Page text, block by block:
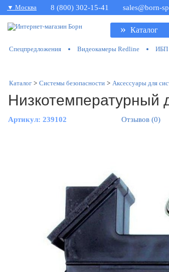
▼ Москва 8 (800) 302-15-41 sales@born-
» Каталог
Спецпредложения Видеокамеры Redline ИБП
Каталог > Системы безопасности > Аксессуары для
Низкотемпературный
Артикул: 239102 Отзывов (0)